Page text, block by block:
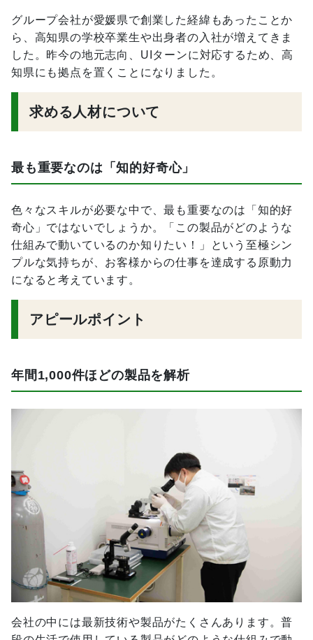
グループ会社が愛媛県で創業した経緯もあったことか
ら、高知県の学校卒業生や出身者の入社が増えてきま
した。昨今の地元志向、UIターンに対応するため、高
知県にも拠点を置くことになりました。
求める人材について
最も重要なのは「知的好奇心」
色々なスキルが必要な中で、最も重要なのは「知的好
奇心」ではないでしょうか。「この製品がどのような
仕組みで動いているのか知りたい！」という至極シン
プルな気持ちが、お客様からの仕事を達成する原動力
になると考えています。
アピールポイント
年間1,000件ほどの製品を解析
会社の中には最新技術や製品がたくさんあります。普